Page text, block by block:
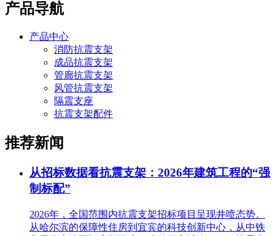
产品导航
产品中心
消防抗震支架
成品抗震支架
管廊抗震支架
风管抗震支架
隔震支座
抗震支架配件
推荐新闻
从招标数据看抗震支架：2026年建筑工程的“强
制标配”
2026年，全国范围内抗震支架招标项目呈现井喷态势。
从哈尔滨的保障性住房到宜宾的科技创新中心，从中铁